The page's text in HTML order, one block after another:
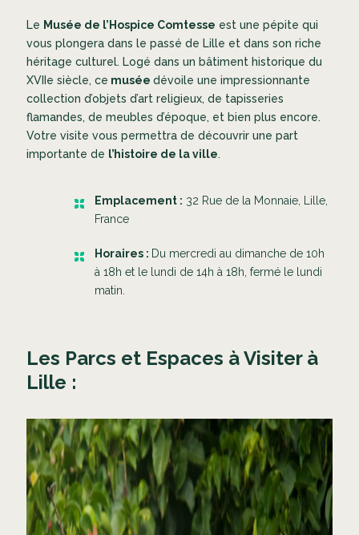
Le Musée de l’Hospice Comtesse est une pépite qui
vous plongera dans le passé de Lille et dans son riche
héritage culturel. Logé dans un bâtiment historique du
XVIIe siècle, ce musée dévoile une impressionnante
collection d’objets d’art religieux, de tapisseries
flamandes, de meubles d’époque, et bien plus encore.
Votre visite vous permettra de découvrir une part
importante de l’histoire de la ville.
Emplacement : 32 Rue de la Monnaie, Lille,
France
Horaires : Du mercredi au dimanche de 10h
à 18h et le lundi de 14h à 18h, fermé le lundi
matin.
Les Parcs et Espaces à Visiter à
Lille :